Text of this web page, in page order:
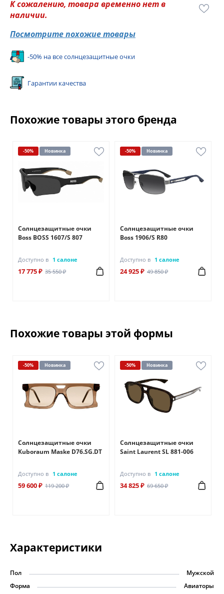
К сожалению, товара временно нет в
наличии.
Посмотрите похожие товары
-50% на все солнцезащитные очки
Гарантии качества
Похожие товары этого бренда
-50% Новинка
Солнцезащитные очки
Boss BOSS 1607/S 807
Доступно в 1 салоне
17 775 ₽ 35 550 ₽
-50% Новинка
Солнцезащитные очки
Boss 1906/S R80
Доступно в 1 салоне
24 925 ₽ 49 850 ₽
Похожие товары этой формы
-50% Новинка
Солнцезащитные очки
Kuboraum Maske D76.SG.DT
Доступно в 1 салоне
59 600 ₽ 119 200 ₽
-50% Новинка
Солнцезащитные очки
Saint Laurent SL 881-006
Доступно в 1 салоне
34 825 ₽ 69 650 ₽
Характеристики
Пол
Мужской
Форма
Авиаторы